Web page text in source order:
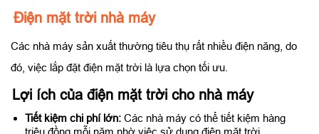
Điện mặt trời nhà máy
Các nhà máy sản xuất thường tiêu thụ rất nhiều điện năng, do
đó, việc lắp đặt điện mặt trời là lựa chọn tối ưu.
Lợi ích của điện mặt trời cho nhà máy
Tiết kiệm chi phí lớn: Các nhà máy có thể tiết kiệm hàng
triệu đồng mỗi năm nhờ việc sử dụng điện mặt trời.